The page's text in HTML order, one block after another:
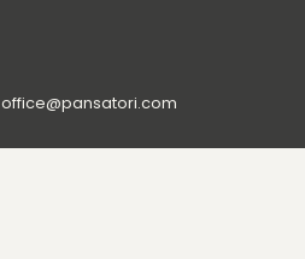
office@pansatori.com